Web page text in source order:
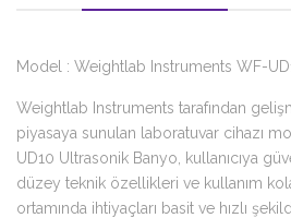
Model : Weightlab Instruments WF-
Weightlab Instruments tarafından
piyasaya sunulan laboratuvar cihazı
UD10 Ultrasonik Banyo, kullanıcıya
düzey teknik özellikleri ve kullanım
ortamında ihtiyaçları basit ve hızlı